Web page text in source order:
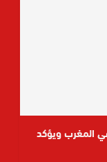
المغرب ويؤكد